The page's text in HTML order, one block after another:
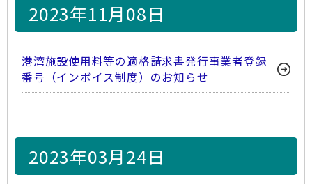
2023年11月08日
港湾施設使用料等の適格請求書発行事業者登録
番号（インボイス制度）のお知らせ
2023年03月24日